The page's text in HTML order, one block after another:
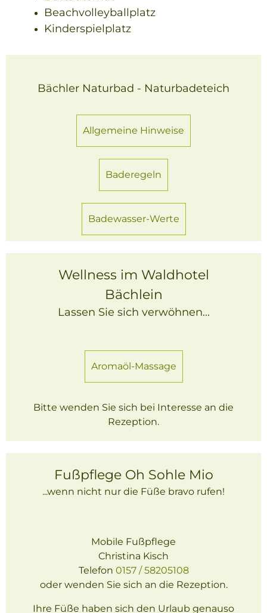
Beachvolleyballplatz
Kinderspielplatz
Bächler Naturbad - Naturbadeteich
Allgemeine Hinweise
Baderegeln
Badewasser-Werte
Wellness im Waldhotel
Bächlein
Lassen Sie sich verwöhnen...
Aromaöl-Massage
Bitte wenden Sie sich bei Interesse an die
Rezeption.
Fußpflege Oh Sohle Mio
...wenn nicht nur die Füße bravo rufen!
Mobile Fußpflege
Christina Kisch
Telefon 0157 / 58205108
oder wenden Sie sich an die Rezeption.
Ihre Füße haben sich den Urlaub genauso